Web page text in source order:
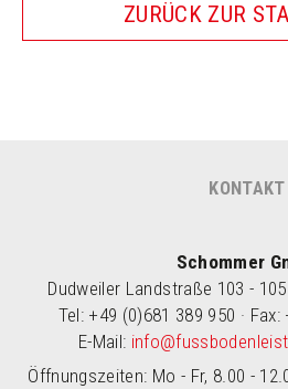
ZURÜCK ZUR
KONTAKT
Schommer
Dudweiler Landstraße 103 -
Tel: +49 (0)681 389 950 ·
E-Mail:
Öffnungszeiten: Mo - Fr, 8.00 -